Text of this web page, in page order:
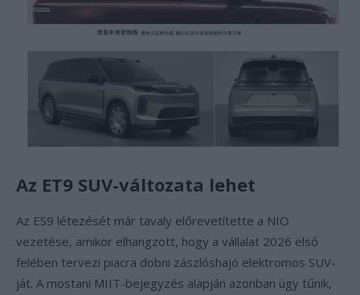
Az ET9 SUV-változata lehet
Az ES9 létezését már tavaly előrevetítette a NIO
vezetése, amikor elhangzott, hogy a vállalat 2026 első
felében tervezi piacra dobni zászlóshajó elektromos SUV-
ját. A mostani MIIT-bejegyzés alapján azonban úgy tűnik,